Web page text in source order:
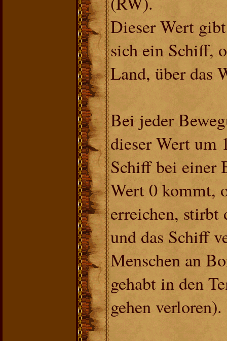
Dieser Wert
sich ein Schiff,
Land, über das
Bei jeder
dieser Wert um
Schiff bei einer
Wert 0 kommt,
erreichen, stirbt
und das Schiff
Menschen an
gehabt in den
gehen verloren).